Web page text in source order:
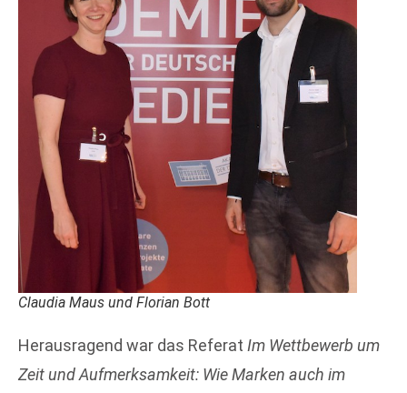
Claudia Maus und Florian Bott
Herausragend war das Referat Im Wettbewerb um
Zeit und Aufmerksamkeit: Wie Marken auch im